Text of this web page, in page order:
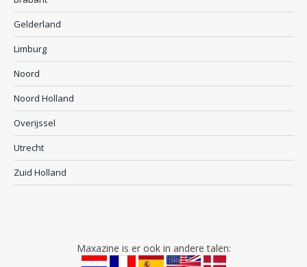
Gelderland
Limburg
Noord
Noord Holland
Overijssel
Utrecht
Zuid Holland
Maxazine is er ook in andere talen: